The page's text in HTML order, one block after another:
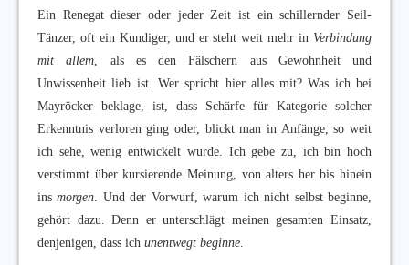
Ein Renegat dieser oder jeder Zeit ist ein schillernder Seil-
Tänzer, oft ein Kundiger, und er steht weit mehr in Verbindung
mit allem , als es den Fälschern aus Gewohnheit und
Unwissenheit lieb ist. Wer spricht hier alles mit? Was ich bei
Mayröcker beklage, ist, dass Schärfe für Kategorie solcher
Erkenntnis verloren ging oder, blickt man in Anfänge, so weit
ich sehe, wenig entwickelt wurde. Ich gebe zu, ich bin hoch
verstimmt über kursierende Meinung, von alters her bis hinein
insmorgen . Und der Vorwurf, warum ich nicht selbst beginne,
gehört dazu. Denn er unterschlägt meinen gesamten Einsatz,
denjenigen, dass ich unentwegt beginne